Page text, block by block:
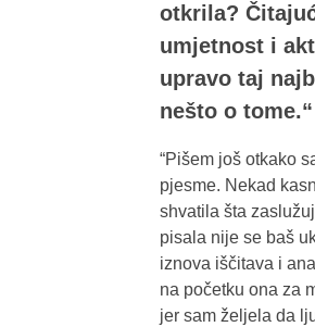
otkrila?
umjetnost i
upravo taj
nešto o tome.“
“Pišem još otkako
pjesme. Nekad
shvatila šta
pisala nije se baš
iznova iščitava i
na početku ona za
jer sam željela da